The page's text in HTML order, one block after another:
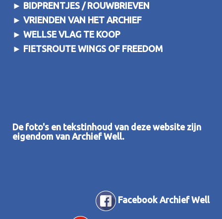
► BIDPRENTJES / ROUWBRIEVEN
► VRIENDEN VAN HET ARCHIEF
► WELLSE VLAG TE KOOP
► FIETSROUTE WINGS OF FREEDOM
De foto's en tekstinhoud van deze website zijn
eigendom van Archief Well.
Facebook Archief Well